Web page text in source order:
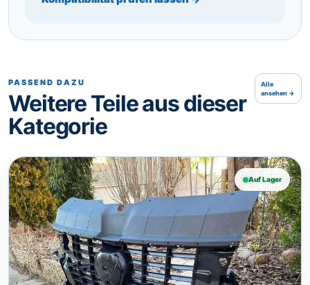
PASSEND DAZU
Weitere Teile aus dieser
Kategorie
Alle
ansehen →
Auf Lager